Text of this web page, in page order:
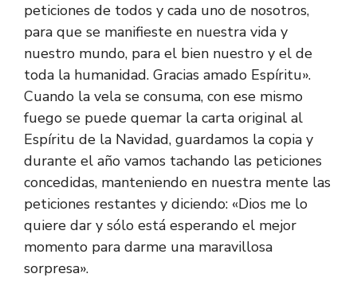
peticiones de todos y cada uno de nosotros,
para que se manifieste en nuestra vida y
nuestro mundo, para el bien nuestro y el de
toda la humanidad. Gracias amado Espíritu».
Cuando la vela se consuma, con ese mismo
fuego se puede quemar la carta original al
Espíritu de la Navidad, guardamos la copia y
durante el año vamos tachando las peticiones
concedidas, manteniendo en nuestra mente las
peticiones restantes y diciendo: «Dios me lo
quiere dar y sólo está esperando el mejor
momento para darme una maravillosa
sorpresa».